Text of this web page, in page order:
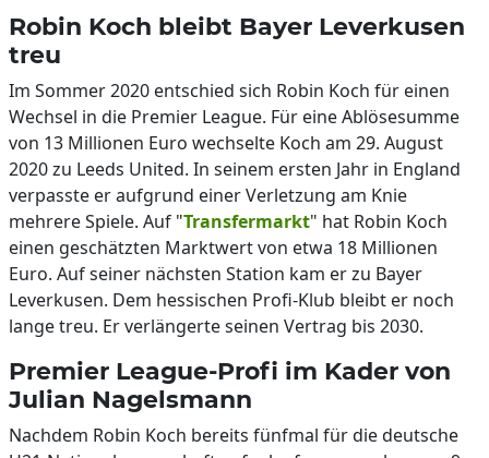
Robin Koch bleibt Bayer Leverkusen
treu
Im Sommer 2020 entschied sich Robin Koch für einen
Wechsel in die Premier League. Für eine Ablösesumme
von 13 Millionen Euro wechselte Koch am 29. August
2020 zu Leeds United. In seinem ersten Jahr in England
verpasste er aufgrund einer Verletzung am Knie
mehrere Spiele. Auf "Transfermarkt" hat Robin Koch
einen geschätzten Marktwert von etwa 18 Millionen
Euro. Auf seiner nächsten Station kam er zu Bayer
Leverkusen. Dem hessischen Profi-Klub bleibt er noch
lange treu. Er verlängerte seinen Vertrag bis 2030.
Premier League-Profi im Kader von
Julian Nagelsmann
Nachdem Robin Koch bereits fünfmal für die deutsche